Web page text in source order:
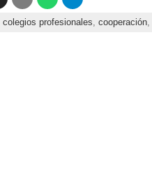
colegios profesionales, cooperación,